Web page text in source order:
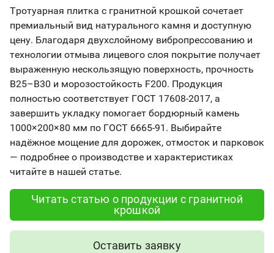
Тротуарная плитка с гранитной крошкой сочетает
премиальный вид натурального камня и доступную
цену. Благодаря двухслойному вибропрессованию и
технологии отмыва лицевого слоя покрытие получает
выраженную нескользящую поверхность, прочность
B25–B30 и морозостойкость F200. Продукция
полностью соответствует ГОСТ 17608-2017, а
завершить укладку помогает бордюрный камень
1000×200×80 мм по ГОСТ 6665-91. Выбирайте
надёжное мощение для дорожек, отмосток и парковок
— подробнее о производстве и характеристиках
читайте в нашей статье.
Читать статью о продукции с гранитной
крошкой
Оставить заявку